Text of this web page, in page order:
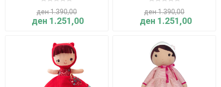
ден 1.390,00
ден 1.251,00
ден 1.390,00
ден 1.251,00